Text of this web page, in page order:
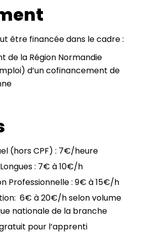
être financée dans le cadre :
de la Région Normandie
d’un cofinancement de
(hors CPF) : 7€/heure
: 7€ à 10€/h
Professionnelle : 9€ à 15€/h
6€ à 20€/h selon volume
nationale de la branche
pour l’apprenti